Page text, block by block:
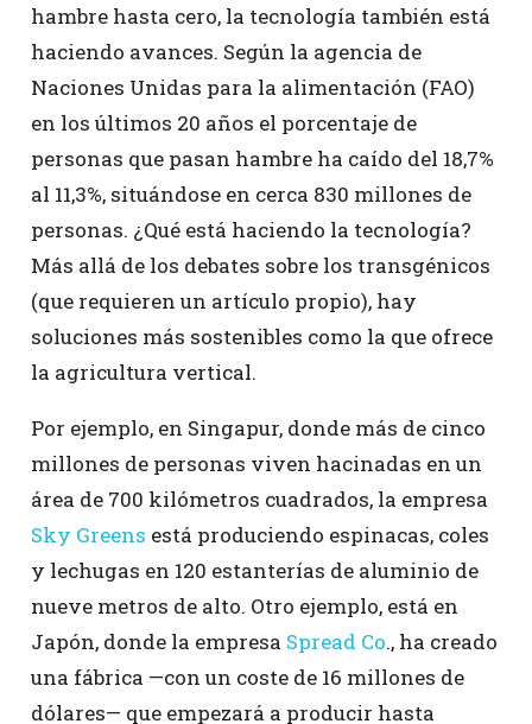
hambre hasta cero, la tecnología también está
haciendo avances. Según la agencia de
Naciones Unidas para la alimentación (FAO)
en los últimos 20 años el porcentaje de
personas que pasan hambre ha caído del 18,7%
al 11,3%, situándose en cerca 830 millones de
personas. ¿Qué está haciendo la tecnología?
Más allá de los debates sobre los transgénicos
(que requieren un artículo propio), hay
soluciones más sostenibles como la que ofrece
la agricultura vertical.
Por ejemplo, en Singapur, donde más de cinco
millones de personas viven hacinadas en un
área de 700 kilómetros cuadrados, la empresa
Sky Greens está produciendo espinacas, coles
y lechugas en 120 estanterías de aluminio de
nueve metros de alto. Otro ejemplo, está en
Japón, donde la empresa Spread Co., ha creado
una fábrica —con un coste de 16 millones de
dólares— que empezará a producir hasta